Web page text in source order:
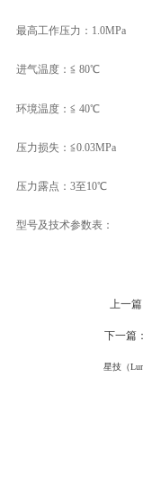
最高工作压力：1.0MPa
进气温度：≦ 80℃
环境温度：≦ 40℃
压力损失：≦0.03MPa
压力露点：3至10℃
型号及技术参数表：
上一篇
下一篇：
星技（